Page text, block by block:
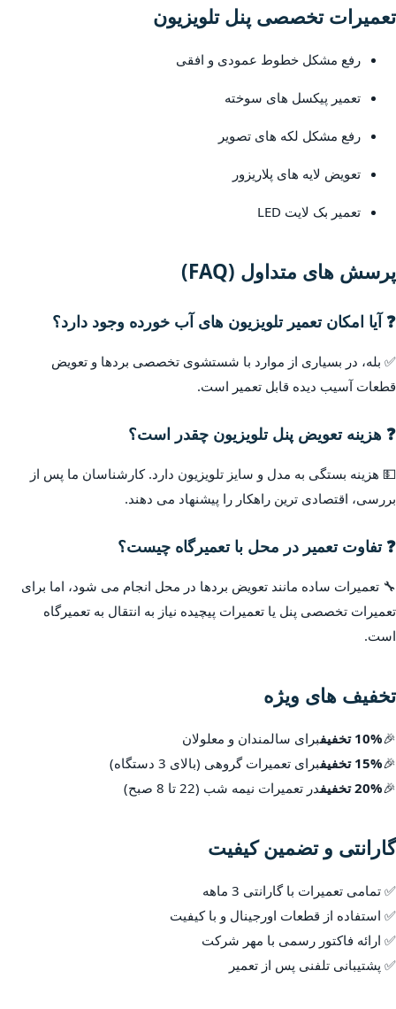
تعمیرات تخصصی پنل تلویزیون
رفع مشکل خطوط عمودی و افقی
تعمیر پیکسل های سوخته
رفع مشکل لکه های تصویر
تعویض لایه های پلاریزور
تعمیر بک لایت LED
پرسش های متداول (FAQ)
❓ آیا امکان تعمیر تلویزیون های آب خورده وجود دارد؟
✅ بله، در بسیاری از موارد با شستشوی تخصصی بردها و تعویض
قطعات آسیب دیده قابل تعمیر است.
❓ هزینه تعویض پنل تلویزیون چقدر است؟
💵 هزینه بستگی به مدل و سایز تلویزیون دارد. کارشناسان ما پس از
بررسی، اقتصادی ترین راهکار را پیشنهاد می دهند.
❓ تفاوت تعمیر در محل با تعمیرگاه چیست؟
🔧 تعمیرات ساده مانند تعویض بردها در محل انجام می شود، اما برای
تعمیرات تخصصی پنل یا تعمیرات پیچیده نیاز به انتقال به تعمیرگاه
است.
تخفیف های ویژه
🎉10% تخفیف
برای سالمندان و معلولان
🎉15% تخفیف
برای تعمیرات گروهی (بالای 3 دستگاه)
🎉20% تخفیف در تعمیرات نیمه شب (22 تا 8 صبح)
گارانتی و تضمین کیفیت
✅ تمامی تعمیرات با گارانتی 3 ماهه
✅ استفاده از قطعات اورجینال و با کیفیت
✅ ارائه فاکتور رسمی با مهر شرکت
✅ پشتیبانی تلفنی پس از تعمیر